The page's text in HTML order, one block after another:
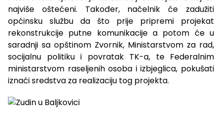
najviše oštećeni. Također, načelnik će zadužiti
općinsku službu da što prije pripremi projekat
rekonstrukcije putne komunikacije a potom će u
saradnji sa opštinom Zvornik, Ministarstvom za rad,
socijalnu politiku i povratak TK-a, te Federalnim
ministarstvom raseljenih osoba i izbjeglica, pokušati
iznaći sredstva za realizaciju tog projekta.